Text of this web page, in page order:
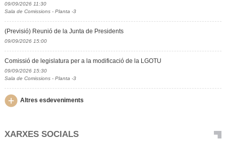
09/09/2026 11:30
Sala de Comissions - Planta -3
(Previsió) Reunió de la Junta de Presidents
09/09/2026 15:00
Comissió de legislatura per a la modificació de la LGOTU
09/09/2026 15:30
Sala de Comissions - Planta -3
Altres esdeveniments
XARXES SOCIALS